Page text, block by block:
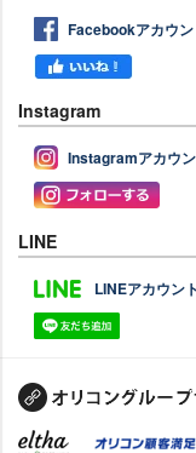
Facebookアカウン
Instagram
Instagramアカウ
LINE
LINEアカウン